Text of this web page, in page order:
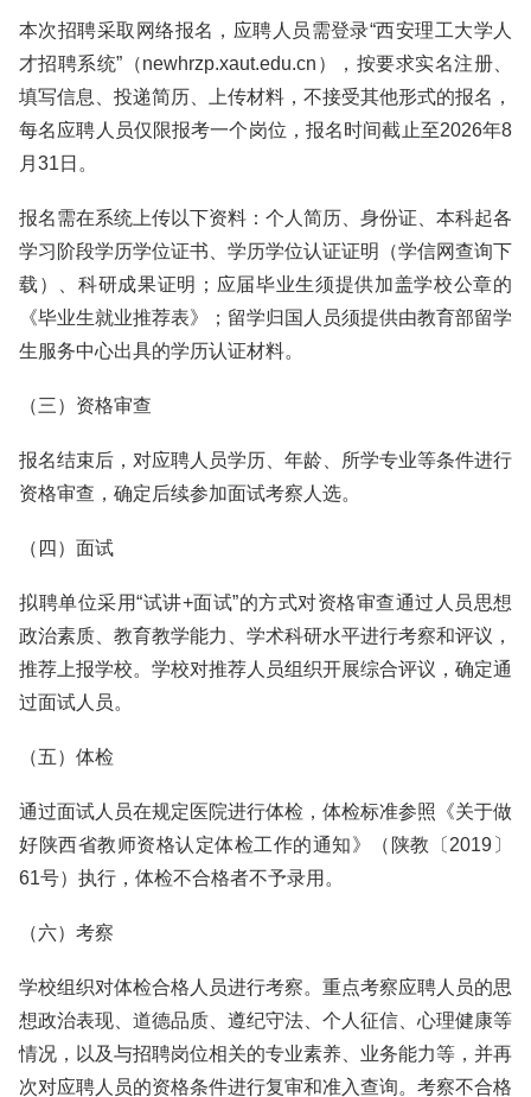
本次招聘采取网络报名，应聘人员需登录“西安理工大学人
才招聘系统”（newhrzp.xaut.edu.cn），按要求实名注册、
填写信息、投递简历、上传材料，不接受其他形式的报名，
每名应聘人员仅限报考一个岗位，报名时间截止至2026年8
月31日。
报名需在系统上传以下资料：个人简历、身份证、本科起各
学习阶段学历学位证书、学历学位认证证明（学信网查询下
载）、科研成果证明；应届毕业生须提供加盖学校公章的
《毕业生就业推荐表》；留学归国人员须提供由教育部留学
生服务中心出具的学历认证材料。
（三）资格审查
报名结束后，对应聘人员学历、年龄、所学专业等条件进行
资格审查，确定后续参加面试考察人选。
（四）面试
拟聘单位采用“试讲+面试”的方式对资格审查通过人员思想
政治素质、教育教学能力、学术科研水平进行考察和评议，
推荐上报学校。学校对推荐人员组织开展综合评议，确定通
过面试人员。
（五）体检
通过面试人员在规定医院进行体检，体检标准参照《关于做
好陕西省教师资格认定体检工作的通知》（陕教〔2019〕
61号）执行，体检不合格者不予录用。
（六）考察
学校组织对体检合格人员进行考察。重点考察应聘人员的思
想政治表现、道德品质、遵纪守法、个人征信、心理健康等
情况，以及与招聘岗位相关的专业素养、业务能力等，并再
次对应聘人员的资格条件进行复审和准入查询。考察不合格